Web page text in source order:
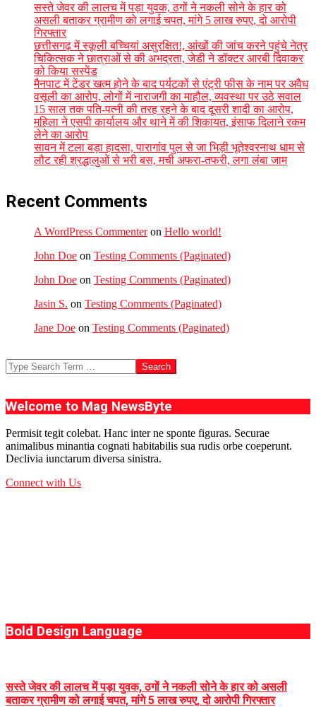
सस्ते जेवर की लालच में पड़ा युवक, ठगों ने नकली सोने के हार को
असली बताकर ग्रामीण को लगाई चपत, मांगे 5 लाख रुपए, दो आरोपी
गिरफ्तार
छत्तीसगढ़ में स्कूली बच्चियां असुरक्षित!, आंखों की जांच करने पहुंचे नेत्र
चिकित्सक ने छात्राओं से की अभद्रता, जेडी ने डॉक्टर आरबी दिवाकर
को किया सस्पेंड
मैनपाट में टेंडर खत्म होने के बाद पर्यटकों से एंट्री फीस के नाम पर अवैध
वसूली का आरोप, लोगों में नाराजगी का माहौल, व्यवस्था पर उठे सवाल
15 साल तक पति-पत्नी की तरह रहने के बाद दूसरी शादी का आरोप,
महिला ने एसपी कार्यालय और थाने में की शिकायत, इंसाफ दिलाने रकम
लेने का आरोप
सावन में टला बड़ा हादसा, पारागांव पुल से जा भिड़ी भूतेश्वरनाथ धाम से
लौट रही श्रद्धालुओं से भरी बस, मची अफरा-तफरी, लगा लंबा जाम
Recent Comments
A WordPress Commenteron Hello world!
John Doe on Testing Comments (Paginated)
John Doe on Testing Comments (Paginated)
Jasin S. on Testing Comments (Paginated)
Jane Doe on Testing Comments (Paginated)
Search
Welcome to Mag NewsByte
Permisit tegit colebat. Hanc inter ne sponte figuras. Securae
animalibus minantia cognati habitabilis sua rudis orbe coeperunt.
Declivia iunctarum diversa sinistra.
Connect with Us
Bold Design Language
सस्ते जेवर की लालच में पड़ा युवक, ठगों ने नकली सोने के हार को असली
बताकर ग्रामीण को लगाई चपत, मांगे 5 लाख रुपए, दो आरोपी गिरफ्तार